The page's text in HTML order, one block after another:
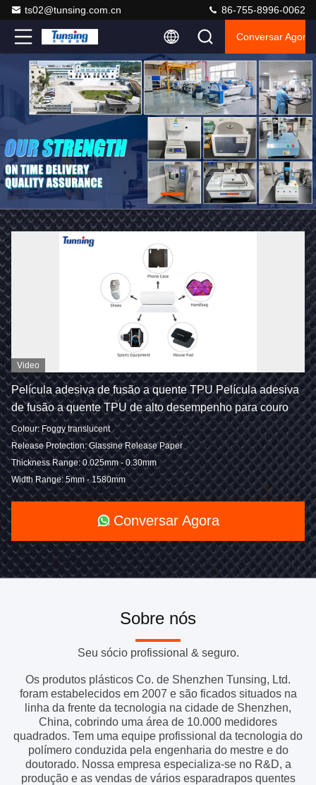
ts02@tunsing.com.cn 86-755-8996-0062
Conversar Agora
Video
Película adesiva de fusão a quente TPU Película adesiva
de fusão a quente TPU de alto desempenho para couro
Colour: Foggy translucent
Release Protection: Glassine Release Paper
Thickness Range: 0.025mm - 0.30mm
Width Range: 5mm - 1580mm
Conversar Agora
Sobre nós
Seu sócio profissional & seguro.
Os produtos plásticos Co. de Shenzhen Tunsing, Ltd.
foram estabelecidos em 2007 e são ficados situados na
linha da frente da tecnologia na cidade de Shenzhen,
China, cobrindo uma área de 10.000 medidores
quadrados. Tem uma equipe profissional da tecnologia do
polímero conduzida pela engenharia do mestre e do
doutorado. Nossa empresa especializa-se no R&D, a
produção e as vendas de vários esparadrapos quentes